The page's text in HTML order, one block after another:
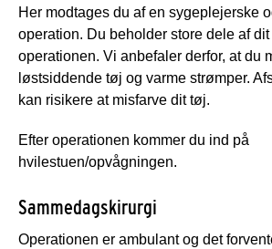
Her modtages du af en sygeplejerske
operation. Du beholder store dele af
operationen. Vi anbefaler derfor, at du
løstsiddende tøj og varme strømper.
kan risikere at misfarve dit tøj.
Efter operationen kommer du ind på
hvilestuen/opvågningen.
Sammedagskirurgi
Operationen er ambulant og det